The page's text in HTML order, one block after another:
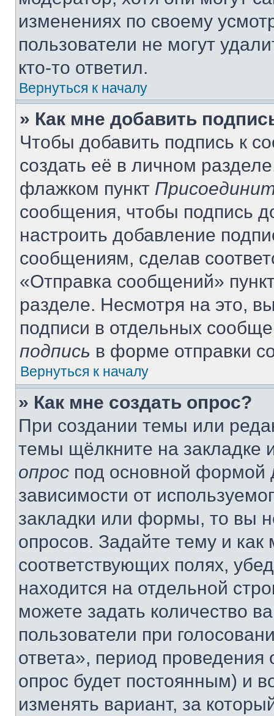
изменениях по своему
пользователи не могут
кто-то ответил.
Вернуться к началу
» Как мне добавить
Чтобы добавить подпись к
создать её в личном
флажком пункт
сообщения, чтобы подпись
настроить добавление
сообщениям, сделав
«Отправка сообщений»
разделе. Несмотря на это,
подписи в отдельных
подпись в форме отправки
Вернуться к началу
» Как мне создать опрос?
При создании темы или
темы щёлкните на
опрос под основной формой
зависимости от
закладки или формы, то вы
опросов. Задайте тему и
соответствующих полях,
находится на отдельной
можете задать количество
пользователи при
ответа», период проведения
опрос будет постоянным) и
изменять вариант, за